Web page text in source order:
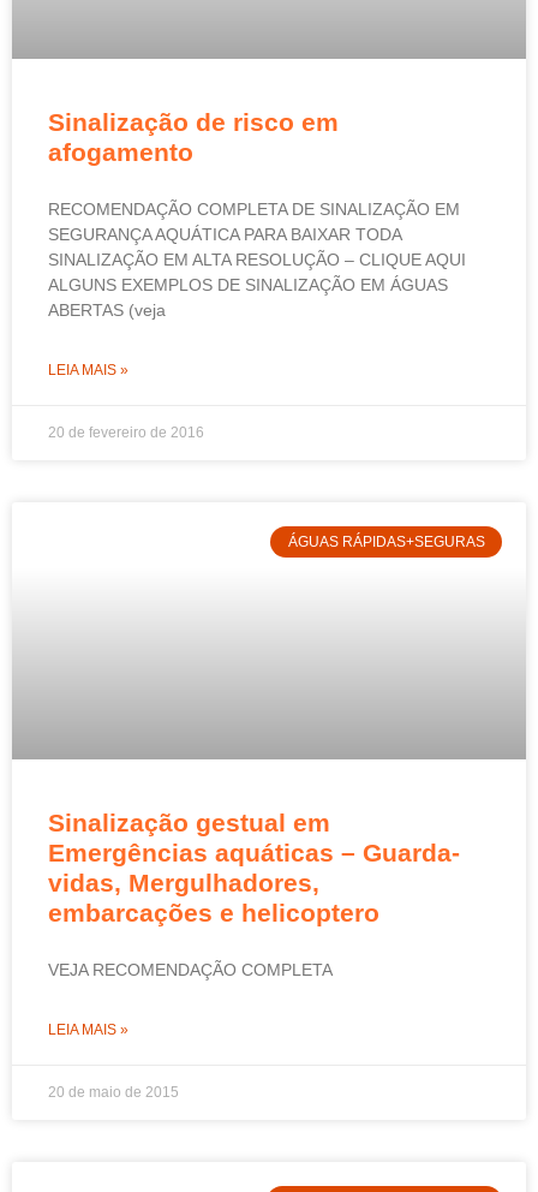
Sinalização de risco em
afogamento
RECOMENDAÇÃO COMPLETA DE SINALIZAÇÃO EM
SEGURANÇA AQUÁTICA PARA BAIXAR TODA
SINALIZAÇÃO EM ALTA RESOLUÇÃO – CLIQUE AQUI
ALGUNS EXEMPLOS DE SINALIZAÇÃO EM ÁGUAS
ABERTAS (veja
LEIA MAIS »
20 de fevereiro de 2016
ÁGUAS RÁPIDAS+SEGURAS
Sinalização gestual em
Emergências aquáticas – Guarda-
vidas, Mergulhadores,
embarcações e helicoptero
VEJA RECOMENDAÇÃO COMPLETA
LEIA MAIS »
20 de maio de 2015